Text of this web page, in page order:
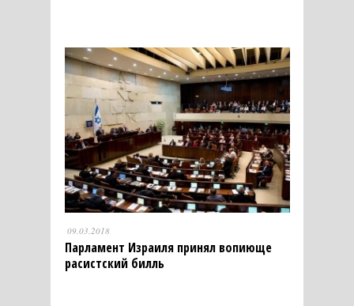
09.03.2018
Парламент Израиля принял вопиюще
расистский билль